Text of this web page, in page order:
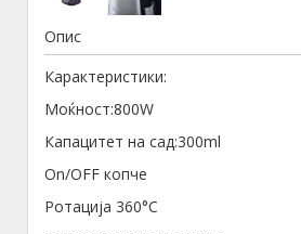
Опис
Карактеристики:
Моќност:800W
Капацитет на сад:300ml
On/OFF копче
Ротација 360°С